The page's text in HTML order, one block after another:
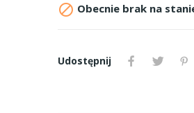
 Obecnie brak na
Udostępnij